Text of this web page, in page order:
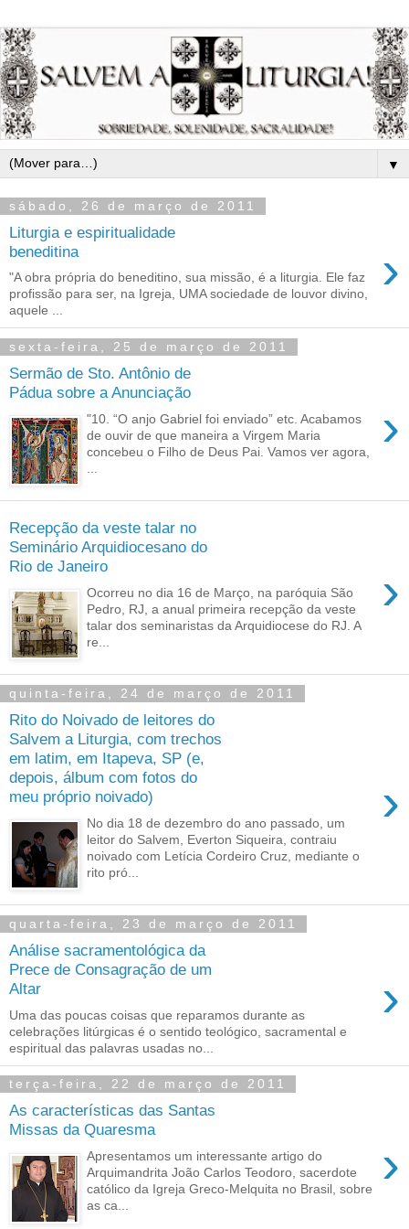
▼
sábado, 26 de março de 2011
Liturgia e espiritualidade
beneditina
›
"A obra própria do beneditino, sua missão, é a liturgia. Ele faz
profissão para ser, na Igreja, UMA sociedade de louvor divino,
aquele ...
sexta-feira, 25 de março de 2011
Sermão de Sto. Antônio de
Pádua sobre a Anunciação
›
"10. “O anjo Gabriel foi enviado” etc. Acabamos
de ouvir de que maneira a Virgem Maria
concebeu o Filho de Deus Pai. Vamos ver agora,
Recepção da veste talar no
Seminário Arquidiocesano do
Rio de Janeiro
›
Ocorreu no dia 16 de Março, na paróquia São
Pedro, RJ, a anual primeira recepção da veste
talar dos seminaristas da Arquidiocese do RJ. A
re...
quinta-feira, 24 de março de 2011
Rito do Noivado de leitores do
Salvem a Liturgia, com trechos
em latim, em Itapeva, SP (e,
depois, álbum com fotos do
meu próprio noivado)
›
No dia 18 de dezembro do ano passado, um
leitor do Salvem, Everton Siqueira, contraiu
noivado com Letícia Cordeiro Cruz, mediante o
rito pró...
quarta-feira, 23 de março de 2011
Análise sacramentológica da
Prece de Consagração de um
Altar
›
Uma das poucas coisas que reparamos durante as
celebrações litúrgicas é o sentido teológico, sacramental e
espiritual das palavras usadas no...
terça-feira, 22 de março de 2011
As características das Santas
Missas da Quaresma
›
Apresentamos um interessante artigo do
Arquimandrita João Carlos Teodoro, sacerdote
católico da Igreja Greco-Melquita no Brasil, sobre
as ca...